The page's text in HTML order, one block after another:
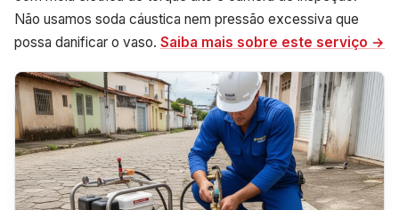
Não usamos soda cáustica nem pressão excessiva que
possa danificar o vaso. Saiba mais sobre este serviço →